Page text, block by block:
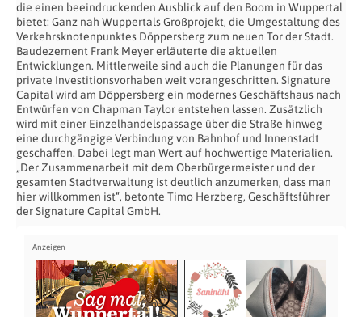
die einen beeindruckenden Ausblick auf den Boom in Wuppertal
bietet: Ganz nah Wuppertals Großprojekt, die Umgestaltung des
Verkehrsknotenpunktes Döppersberg zum neuen Tor der Stadt.
Baudezernent Frank Meyer erläuterte die aktuellen
Entwicklungen. Mittlerweile sind auch die Planungen für das
private Investitionsvorhaben weit vorangeschritten. Signature
Capital wird am Döppersberg ein modernes Geschäftshaus nach
Entwürfen von Chapman Taylor entstehen lassen. Zusätzlich
wird mit einer Einzelhandelspassage über die Straße hinweg
eine durchgängige Verbindung von Bahnhof und Innenstadt
geschaffen. Dabei legt man Wert auf hochwertige Materialien.
„Der Zusammenarbeit mit dem Oberbürgermeister und der
gesamten Stadtverwaltung ist deutlich anzumerken, dass man
hier willkommen ist“, betonte Timo Herzberg, Geschäftsführer
der Signature Capital GmbH.